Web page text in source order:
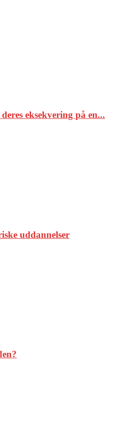
eksekvering på en...
uddannelser